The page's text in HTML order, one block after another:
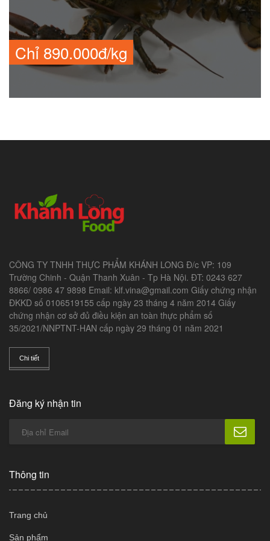
Chỉ 890.000đ/kg
CÔNG TY TNHH THỰC PHẨM KHÁNH LONG Đ/c VP: 109
Trường Chinh - Quận Thanh Xuân - Tp Hà Nội. ĐT: 0243 627
8866/ 0986 47 9898 Email: klf.vina@gmail.com Giấy chứng nhận
ĐKKD số 0106519155 cấp ngày 23 tháng 4 năm 2014 Giấy
chứng nhận cơ sở đủ điều kiện an toàn thực phẩm số
35/2021/NNPTNT-HAN cấp ngày 29 tháng 01 năm 2021
Chi tiết
Đăng ký nhận tin
Thông tin
Trang chủ
Sản phẩm